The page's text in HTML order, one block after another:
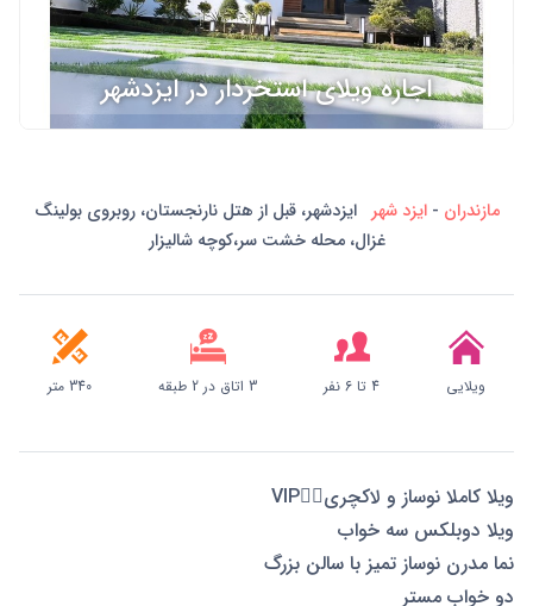
اجاره ویلای استخردار در ایزدشهر
مازندران- ایزد شهرایزدشهر، قبل از هتل نارنجستان، روبروی بولینگ
غزال، محله خشت سر،کوچه شالیزار
ویلایی 4 تا 6 نفر 3 اتاق در 2 طبقه 340 متر
ویلا کاملا نوساز و لاکچری👌🏻VIP
ویلا دوبلکس سه خواب
نما مدرن نوساز تمیز با سالن بزرگ
دو خواب مستر